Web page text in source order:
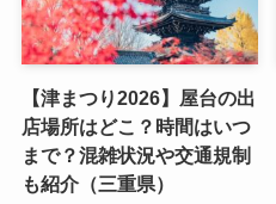
【津まつり2026】屋台の出
店場所はどこ？時間はいつ
まで？混雑状況や交通規制
も紹介（三重県）